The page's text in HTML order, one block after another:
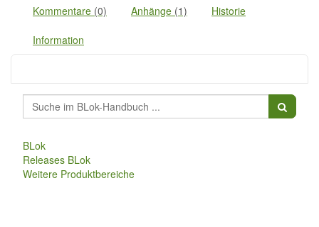
Kommentare (0) Anhänge (1) Historie
Information
BLok
Releases BLok
Weitere Produktbereiche